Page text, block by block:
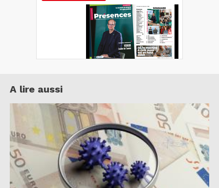
A lire aussi